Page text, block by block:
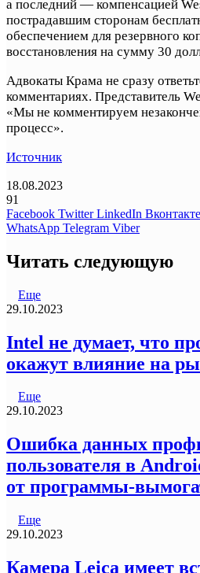
а последний — компенсацией
пострадавшим сторонам
обеспечением для резервного
восстановления на сумму 30
Адвокаты Крама не сразу
комментариях. Представитель
«Мы не комментируем
процесс».
Источник
18.08.2023
91
Facebook Twitter LinkedIn Вконтакте
WhatsApp Telegram Viber
Читать следующую
Еще
29.10.2023
Intel не думает, что
окажут влияние на
Еще
29.10.2023
Ошибка данных
пользователя в
от программы-
Еще
29.10.2023
Камера Leica имеет